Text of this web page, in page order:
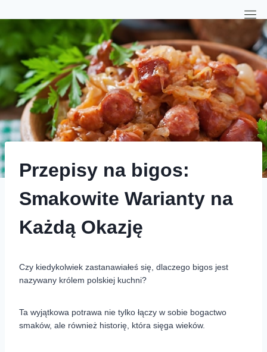
Przepisy na bigos:
Smakowite Warianty na
Każdą Okazję
Czy kiedykolwiek zastanawiałeś się, dlaczego bigos jest
nazywany królem polskiej kuchni?
Ta wyjątkowa potrawa nie tylko łączy w sobie bogactwo
smaków, ale również historię, która sięga wieków.